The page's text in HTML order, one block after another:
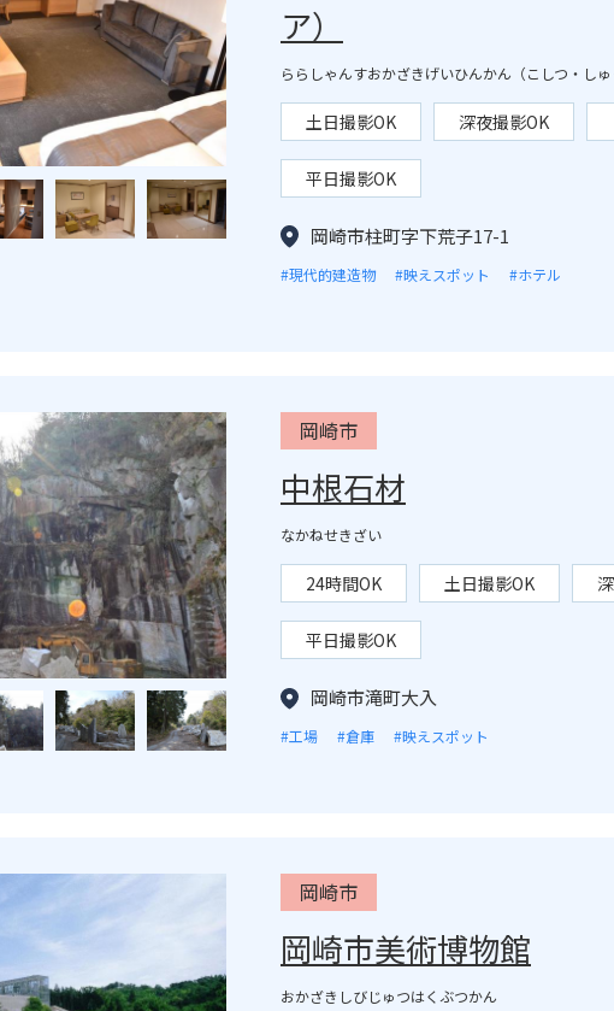
ア）
ららしゃんすおかざきげいひんかん（こしつ・しゅ
土日撮影OK 深夜撮影OK
平日撮影OK
岡崎市柱町字下荒子17-1
#現代的建造物 #映えスポット #ホテル
岡崎市
中根石材
なかねせきざい
24時間OK 土日撮影OK
平日撮影OK
岡崎市滝町大入
#工場 #倉庫 #映えスポット
岡崎市
岡崎市美術博物館
おかざきしびじゅつはくぶつかん